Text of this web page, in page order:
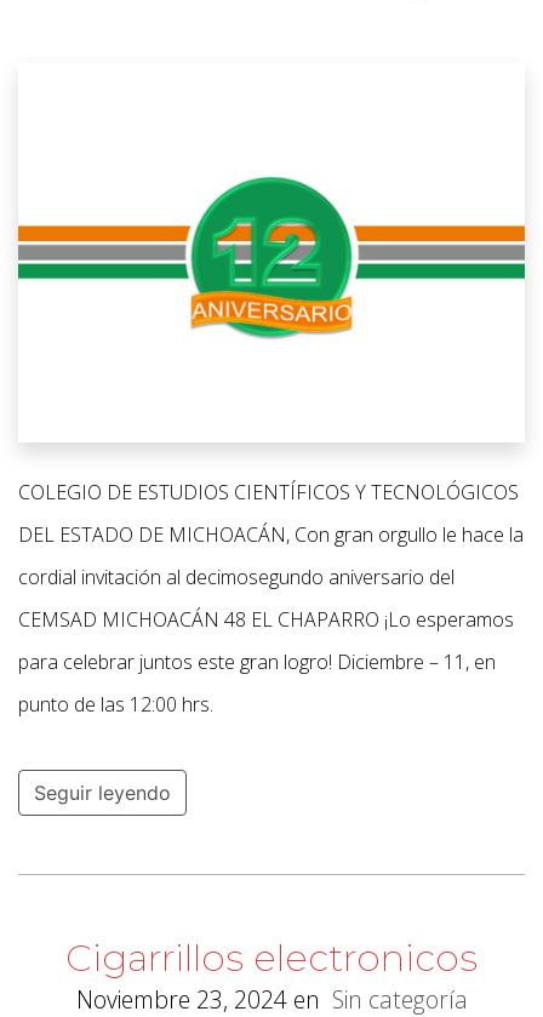
COLEGIO DE ESTUDIOS CIENTÍFICOS Y TECNOLÓGICOS
DEL ESTADO DE MICHOACÁN, Con gran orgullo le hace la
cordial invitación al decimosegundo aniversario del
CEMSAD MICHOACÁN 48 EL CHAPARRO ¡Lo esperamos
para celebrar juntos este gran logro! Diciembre – 11, en
punto de las 12:00 hrs.
Seguir leyendo
Cigarrillos electronicos
Noviembre 23, 2024en Sin categoría